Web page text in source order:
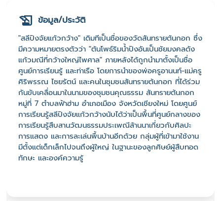
ข้อมูล/ประวัติ
"สลีปิงจัยแก้วกว้าง" เดิมทีเป็นชื่อของวัดสันทรายต้นกอก ซึ่ง
มีความหมายตรงตัวว่า "ต้นโพธ์ริมน้ำปิงอันเป็นชัยมงคลดัง
แก้วมณีที่กว้างใหญ่ไพศาล" ภายหลังได้ถูกนำมาตั้งเป็นชื่อ
ศูนย์การเรียนรู้ และท่าเรือ โดยการนำของพ่อครูอานนท์-แม่ครู
ศิริพรรณ ไซยรัตน์ และคนในชุมชนสันทรายต้นกอก ที่ได้ร่วม
กันขับเคลื่อนมาในนามของชุมชนคุณธรรม สันทรายต้นกอก
หมู่ที่ 7 ตำบลฟ้าฮ่าม อำเภอเมือง จังหวัดเชียงใหม่ โดยศูนย์
การเรียนรู้สลีปิงจัยแก้วกว้างนับได้ว่าเป็นพื้นที่ศูนย์กลางของ
การเรียนรู้สืบสานวัฒนธรรมประเพณีล้านนาเกี่ยวกับศิลปะ
การแสดง และการละเล่นพื้นบ้านอีกด้วย กลุ่มผู้ที่เข้ามาใช้งาน
มีตั้งแต่เด็กเล็กไปจนถึงผู้ใหญ่ ในฐานะของลูกศิษย์ผู้สืบทอด
ทักษะ และองค์ความรู้